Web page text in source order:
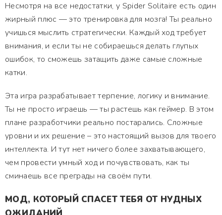
Несмотря на все недостатки, у Spider Solitaire есть один
жирный плюс — это тренировка для мозга! Ты реально
учишься мыслить стратегически. Каждый ход требует
внимания, и если ты не собираешься делать глупых
ошибок, то сможешь затащить даже самые сложные
катки.
Эта игра разрабатывает терпение, логику и внимание.
Ты не просто играешь — ты растешь как геймер. В этом
плане разработчики реально постарались. Сложные
уровни и их решение – это настоящий вызов для твоего
интеллекта. И тут нет ничего более захватывающего,
чем провести умный ход и почувствовать, как ты
сминаешь все преграды на своём пути.
МОД, КОТОРЫЙ СПАСЕТ ТЕБЯ ОТ НУДНЫХ